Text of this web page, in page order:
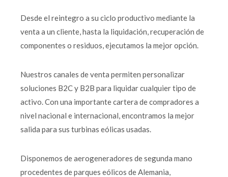
Desde el reintegro a su ciclo productivo mediante la
venta a un cliente, hasta la liquidación, recuperación de
componentes o residuos, ejecutamos la mejor opción.
Nuestros canales de venta permiten personalizar
soluciones B2C y B2B para liquidar cualquier tipo de
activo. Con una importante cartera de compradores a
nivel nacional e internacional, encontramos la mejor
salida para sus turbinas eólicas usadas.
Disponemos de aerogeneradores de segunda mano
procedentes de parques eólicos de Alemania,